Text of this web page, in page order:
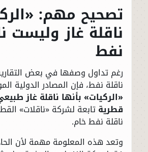
تصحيح مهم:
ناقلة غاز وليست
نفط
رغم تداول وصفها في بعض
ناقلة نفط، فإن المصادر الدولية
«الركيات» بأنها ناقلة غاز
قطريةتابعة لشركة «ناقلات»
ناقلة نفط خام.
وتعد هذه المعلومة مهمة لأن